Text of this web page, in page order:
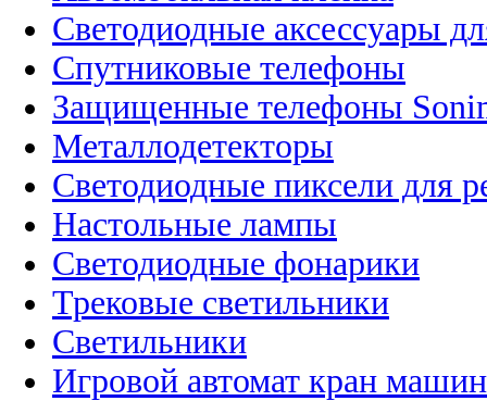
Светодиодные аксессуары
Спутниковые телефоны
Защищенные телефоны
Металлодетекторы
Светодиодные пиксели для
Настольные лампы
Светодиодные фонарики
Трековые светильники
Светильники
Игровой автомат кран